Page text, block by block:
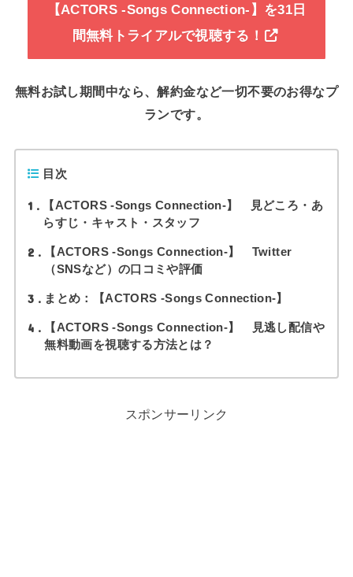
【ACTORS -Songs Connection-】を31日
間無料トライアルで視聴する！
無料お試し期間中なら、解約金など一切不要のお得なプ
ランです。
目次
1
【ACTORS -Songs Connection-】 見どころ・あ
らすじ・キャスト・スタッフ
2
【ACTORS -Songs Connection-】 Twitter
（SNSなど）の口コミや評価
3 まとめ：【ACTORS -Songs Connection-】
4
【ACTORS -Songs Connection-】 見逃し配信や
無料動画を視聴する方法とは？
スポンサーリンク